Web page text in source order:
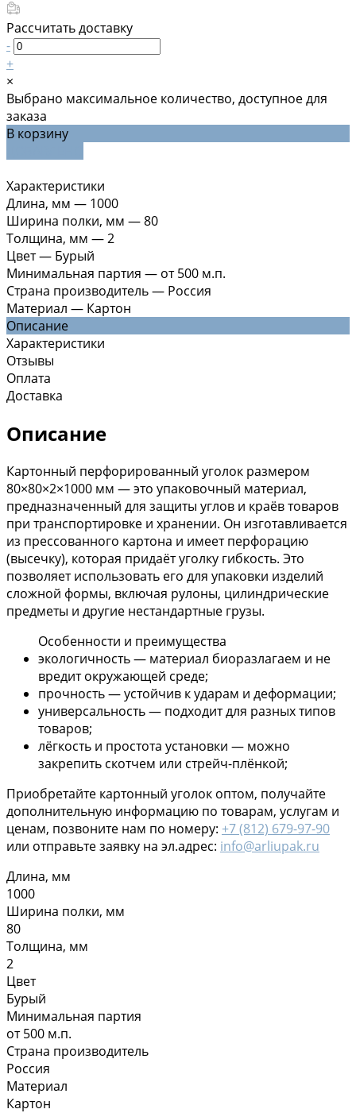
Рассчитать доставку
-
+
×
Выбрано максимальное количество, доступное для
заказа
В корзину
Характеристики
Длина, мм — 1000
Ширина полки, мм —80
Толщина, мм —2
Цвет— Бурый
Минимальная партия — от 500 м.п.
Страна производитель— Россия
Материал — Картон
Описание
Характеристики
Отзывы
Оплата
Доставка
Описание
Картонный перфорированный уголок размером
80×80×2×1000 мм — это упаковочный материал,
предназначенный для защиты углов и краёв товаров
при транспортировке и хранении. Он изготавливается
из прессованного картона и имеет перфорацию
(высечку), которая придаёт уголку гибкость. Это
позволяет использовать его для упаковки изделий
сложной формы, включая рулоны, цилиндрические
предметы и другие нестандартные грузы.
Особенности и преимущества
экологичность — материал биоразлагаем и не
вредит окружающей среде;
прочность — устойчив к ударам и деформации;
универсальность — подходит для разных типов
товаров;
лёгкость и простота установки — можно
закрепить скотчем или стрейч-плёнкой;
Приобретайте картонный уголок оптом, получайте
дополнительную информацию по товарам, услугам и
ценам, позвоните нам по номеру: +7 (812) 679-97-90
или отправьте заявку на эл.адрес: info@arliupak.ru
Длина, мм
1000
Ширина полки, мм
80
Толщина, мм
2
Цвет
Бурый
Минимальная партия
от 500 м.п.
Страна производитель
Россия
Материал
Картон